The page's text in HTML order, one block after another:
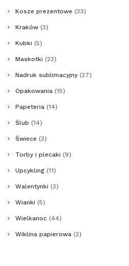
Kosze prezentowe (33)
Kraków (3)
Kubki (5)
Maskotki (22)
Nadruk sublimacyjny (27)
Opakowania (15)
Papeteria (14)
Ślub (14)
Świece (3)
Torby i plecaki (9)
Upcykling (11)
Walentynki (3)
Wianki (5)
Wielkanoc (44)
Wiklina papierowa (2)